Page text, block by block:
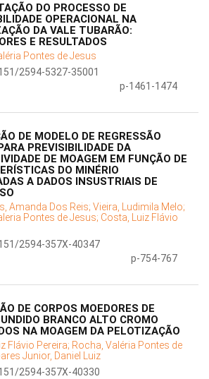
DO PROCESSO DE
OPERACIONAL NA
DA VALE TUBARÃO:
E RESULTADOS
Pontes de Jesus
2594-5327-35001
p-1461-1474
DE MODELO DE REGRESSÃO
PREVISIBILIDADE DA
DE MOAGEM EM FUNÇÃO DE
DO MINÉRIO
A DADOS INSUSTRIAIS DE
Amanda Dos Reis; Vieira, Ludimila Melo;
Pontes de Jesus; Costa, Luiz Flávio
2594-357X-40347
p-754-767
DE CORPOS MOEDORES DE
BRANCO ALTO CROMO
NA MOAGEM DA PELOTIZAÇÃO
Flávio Pereira; Rocha, Valéria Pontes de
Junior, Daniel Luiz
2594-357X-40330